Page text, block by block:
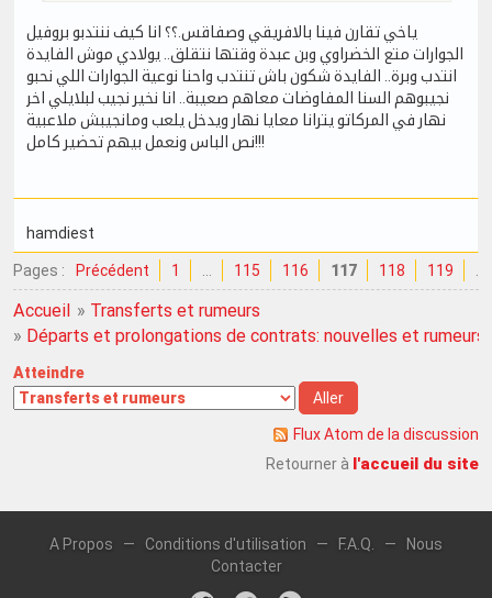
ياخي تقارن فينا بالافريقي وصفاقس.؟؟ انا كيف ننتدبو بروفيل
الجوارات متع الخضراوي وبن عبدة وقتها نتقلق.. يولادي موش الفايدة
انتدب وبرة.. الفايدة شكون باش تنتدب واحنا نوعية الجوارات اللي نحبو
نجيبوهم السنا المفاوضات معاهم صعيبة.. انا نخير نجيب لبلايلي اخر
نهار في المركاتو يترانا معايا نهار ويدخل يلعب ومانجيبش ملاعبية
نص الباس ونعمل بيهم تحضير كامل!!!
hamdiest
Pages : Précédent 1 … 115 116 117 118 119 …
Accueil » Transferts et rumeurs
» Départs et prolongations de contrats: nouvelles et rumeurs
Atteindre
Flux Atom de la discussion
Retourner à l'accueil du site
A Propos — Conditions d'utilisation — F.A.Q. —
Nous
Contacter